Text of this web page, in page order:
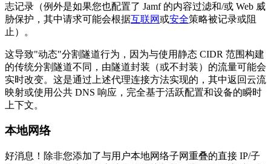
志记录（例外是如果您也配置了 Jamf 的内容过滤和/或 Web 威
胁保护，其中请求可能会根据互联网或安全策略被记录或阻
止）。
这导致"动态"分割隧道行为，因为与使用静态 CIDR 范围构建
的传统分割隧道不同，由隧道封装（或不封装）的流量可能会
实时改变。这是通过上述代理连接方法实现的，其中返回云流
映射或使用公共 DNS 响应，完全基于活跃配置和设备的瞬时
上下文。
本地网络
好消息！除非您添加了与用户本地网络子网重叠的直接 IP/子